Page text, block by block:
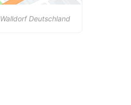
Walldorf Deutschland